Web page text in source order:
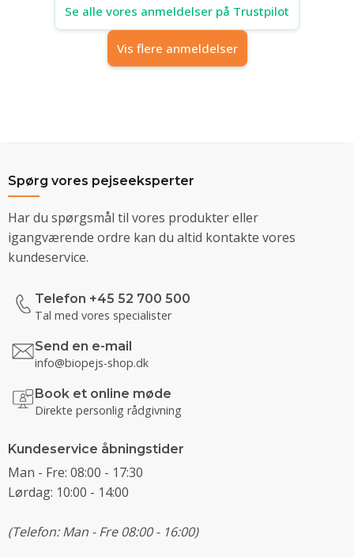
Se alle vores anmeldelser på Trustpilot
Vis flere anmeldelser
Spørg vores pejseeksperter
Har du spørgsmål til vores produkter eller
igangværende ordre kan du altid kontakte vores
kundeservice.
Telefon +45 52 700 500
Tal med vores specialister
Send en e-mail
info@biopejs-shop.dk
Book et online møde
Direkte personlig rådgivning
Kundeservice åbningstider
Man - Fre: 08:00 - 17:30
Lørdag: 10:00 - 14:00
(Telefon: Man - Fre 08:00 - 16:00)